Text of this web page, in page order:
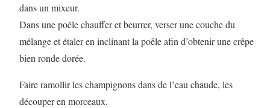
dans un mixeur.
Dans une poêle chauffer et beurrer, verser une couche du
mélange et étaler en inclinant la poêle afin d’obtenir une crêpe
bien ronde dorée.
Faire ramollir les champignons dans de l’eau chaude, les
découper en morceaux.